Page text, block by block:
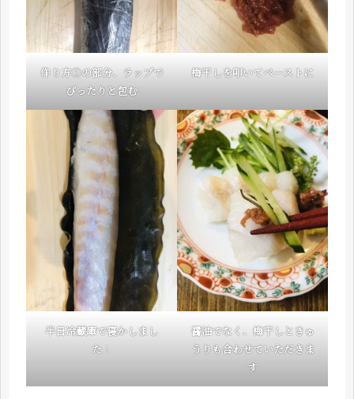
作り方⑤の部分、ラップで
ぴったりと包む
梅干しを叩いてペーストに
半日冷蔵庫で寝かしまし
た！
醤油でなく、梅干しときゅ
うりも合わせていただきま
す